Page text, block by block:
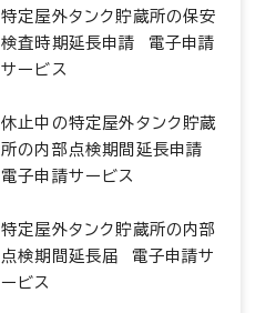
特定屋外タンク貯蔵所の保安
検査時期延長申請 電子申請
サービス
休止中の特定屋外タンク貯蔵
所の内部点検期間延長申請
電子申請サービス
特定屋外タンク貯蔵所の内部
点検期間延長届 電子申請サ
ービス